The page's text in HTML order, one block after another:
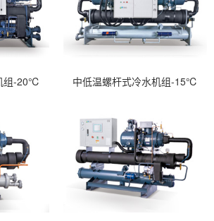
组-20℃ 中低温螺杆式冷水机组-15℃